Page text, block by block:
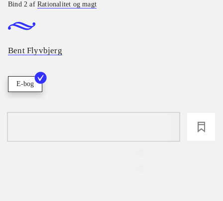
Bind 2 afRationalitet og magt
Bent Flyvbjerg
E-bog